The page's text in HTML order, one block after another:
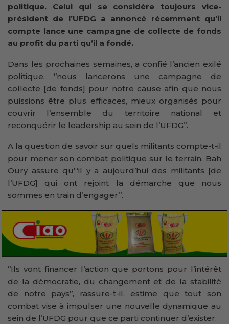
politique. Celui qui se considère toujours vice-
président de l’UFDG a annoncé récemment qu’il
compte lance une campagne de collecte de fonds
au profit du parti qu’il a fondé.
Dans les prochaines semaines, a confié l’ancien exilé
politique, ‘’nous lancerons une campagne de
collecte [de fonds] pour notre cause afin que nous
puissions être plus efficaces, mieux organisés pour
couvrir l’ensemble du territoire national et
reconquérir le leadership au sein de l’UFDG’’.
A la question de savoir sur quels militants compte-t-il
pour mener son combat politique sur le terrain, Bah
Oury assure qu’“il y a aujourd’hui des militants [de
l’UFDG] qui ont rejoint la démarche que nous
sommes en train d’engager’’.
‘’Ils vont financer l’action que portons pour l’intérêt
de la démocratie, du changement et de la stabilité
de notre pays’’, rassure-t-il, estime que tout son
combat vise à impulser une nouvelle dynamique au
sein de l’UFDG pour que ce parti continuer d’exister.